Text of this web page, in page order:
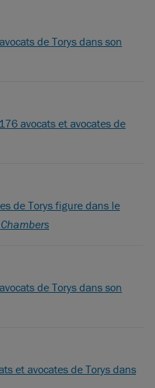
de Torys dans son
avocats et avocates de
de Torys figure dans le
Chambers
de Torys dans son
et avocates de Torys dans